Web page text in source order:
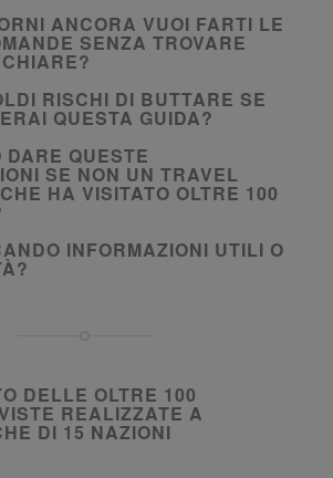
ANCORA VUOI FARTI LE
SENZA TROVARE
RISCHI DI BUTTARE SE
QUESTA GUIDA?
DARE QUESTE
SE NON UN TRAVEL
HA VISITATO OLTRE 100
INFORMAZIONI UTILI O
DELLE OLTRE 100
REALIZZATE A
DI 15 NAZIONI